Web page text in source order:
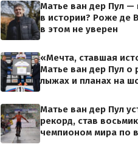
Матье ван дер Пул —
в истории? Роже де
в этом не уверен
«Мечта, ставшая
Матье ван дер Пул о
лыжах и планах на
Матье ван дер Пул
рекорд, став
чемпионом мира по